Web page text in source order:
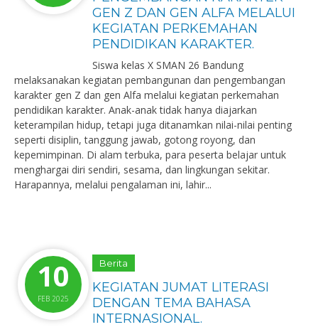
GEN Z DAN GEN ALFA MELALUI
KEGIATAN PERKEMAHAN
PENDIDIKAN KARAKTER.
Siswa kelas X SMAN 26 Bandung
melaksanakan kegiatan pembangunan dan pengembangan
karakter gen Z dan gen Alfa melalui kegiatan perkemahan
pendidikan karakter. Anak-anak tidak hanya diajarkan
keterampilan hidup, tetapi juga ditanamkan nilai-nilai penting
seperti disiplin, tanggung jawab, gotong royong, dan
kepemimpinan. Di alam terbuka, para peserta belajar untuk
menghargai diri sendiri, sesama, dan lingkungan sekitar.
Harapannya, melalui pengalaman ini, lahir...
10
FEB 2025
Berita
KEGIATAN JUMAT LITERASI
DENGAN TEMA BAHASA
INTERNASIONAL.